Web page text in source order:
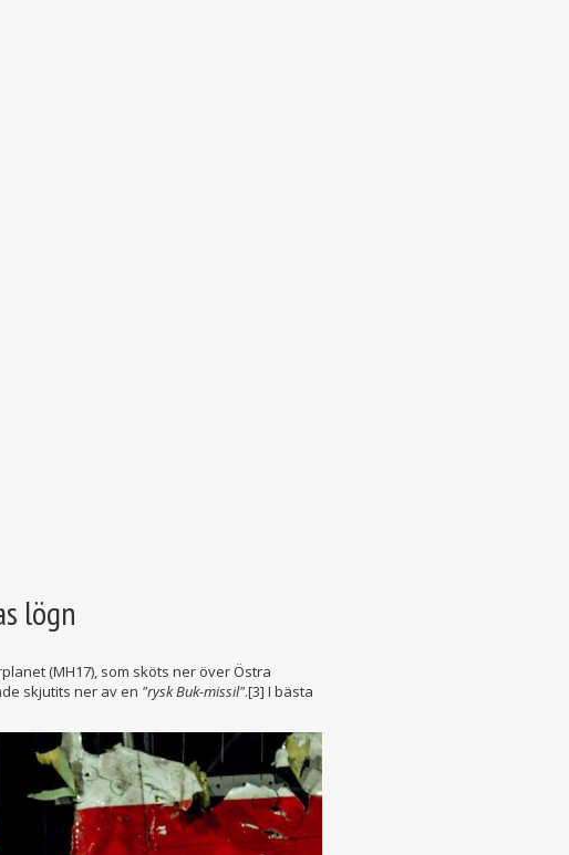
lögn
(MH17), som sköts ner över Östra
skjutits ner av en "rysk Buk-missil".[3] I bästa